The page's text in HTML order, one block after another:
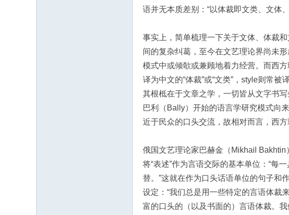
语并无本质差别：“以体裁即文类、文体
事实上，简单梳理一下关于文体、体裁
间的复杂纠葛，至今在文艺理论界尚未
模式中或倾欹或兼顾地着力经营。而西
译为中文的“体裁”或“文类”，style则常被
其根柢在于文章之学，一切皆从文字书
巴利（Bally）开始的语言学研究模式向
近于民众的口头交流，故相对而言，西
俄国文艺理论家巴赫金（Mikhail Bakhtin
将“表述”作为言语交际的基本单位：“每
替。”这就在作为口头话语单位的句子和
设定：“我们总是用一些特定的言语体裁
富的口头的（以及书面的）言语体裁。